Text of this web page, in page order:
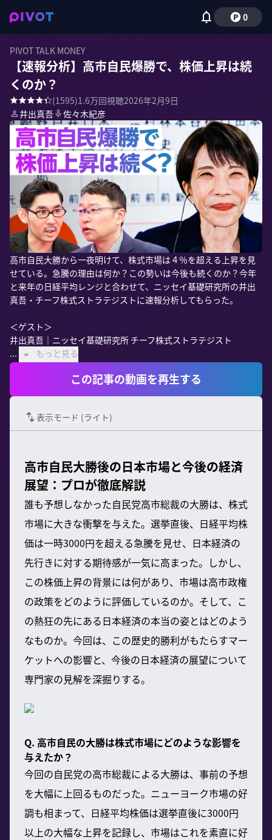
0
PIVOT TALK MONEY
【速報分析】高市自民爆勝で、株価上昇は続
くのか？
(1595)1.6万回視聴2026年2月9日
井出真吾
佐々木紀彦
高市自民大勝から一夜明けて、株式市場は４％を超える上昇を見
せている。急騰の理由は何か？この勢いは今後も続くのか？今年
と来年の日経平均レンジと合わせて、ニッセイ基礎研究所の井出
真吾・チーフ株式ストラテジストに速報分析してもらった。
＜ゲスト＞
井出真吾｜ニッセイ基礎研究所 チーフ株式ストラテジスト
...
もっと見る
この記事の動画を再生する
表示モード (ライト)
高市自民大勝後の日本市場と今後の経済
展望：プロが徹底解説
誰も予想しなかった自民党高市総裁の大勝は、株式
市場に大きな衝撃を与えた。選挙直後、日経平均株
価は一時3000円を超える急騰を見せ、日本経済の
先行きに対する期待感が一気に高まった。しかし、
この株価上昇の背景には何があり、市場は高市政権
の政策をどのように評価しているのか。そして、こ
の熱狂の先にある日本経済の本当の姿とはどのよう
なものか。今回は、この歴史的勝利がもたらすマー
ケットへの影響と、今後の日本経済の展望について
専門家の見解を深掘りする。
Q. 高市自民の大勝は株式市場にどのような影響を
与えたか？
今回の自民党の高市総裁による大勝は、事前の予想
を大幅に上回るものだった。ニューヨーク市場の好
調も相まって、日経平均株価は選挙直後に3000円
以上の大幅な上昇を記録し、市場はこれを素直に好